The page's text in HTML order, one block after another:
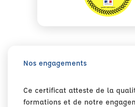
Nos engagements
Ce certificat atteste de la
formations et de notre